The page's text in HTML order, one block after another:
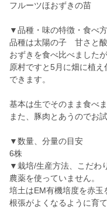
フルーツほおずきの苗
▼品種・味の特徴・食べ方
品種は太陽の子 甘さと
おずきを食べ比べました
原村ですと5月に畑に植
できます。
基本は生でそのまま食べ
また、豚肉とあうのでお
▼数量、分量の目安
6株
▼栽培/生産方法、こだわ
農薬を使っていません。
培土はEM有機培度を赤玉
根張がよくなるように育て